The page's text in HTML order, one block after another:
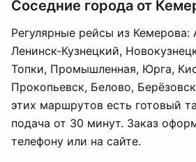
Соседние города от
Регулярные рейсы из
Ленинск-Кузнецкий,
Топки, Промышленная, Юрга,
Прокопьевск, Белово,
этих маршрутов есть готовый
подача от 30 минут. Заказ
телефону или на сайте.